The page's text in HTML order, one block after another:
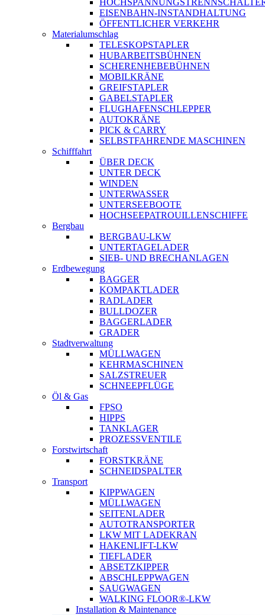
EISENBAHN-INSTANDHALTUNG
ÖFFENTLICHER VERKEHR
Materialumschlag
TELESKOPSTAPLER
HUBARBEITSBÜHNEN
SCHERENHEBEBÜHNEN
MOBILKRÄNE
GREIFSTAPLER
GABELSTAPLER
FLUGHAFENSCHLEPPER
AUTOKRÄNE
PICK & CARRY
SELBSTFAHRENDE MASCHINEN
Schifffahrt
ÜBER DECK
UNTER DECK
WINDEN
UNTERWASSER
UNTERSEEBOOTE
HOCHSEEPATROUILLENSCHIFFE
Bergbau
BERGBAU-LKW
UNTERTAGELADER
SIEB- UND BRECHANLAGEN
Erdbewegung
BAGGER
KOMPAKTLADER
RADLADER
BULLDOZER
BAGGERLADER
GRADER
Stadtverwaltung
MÜLLWAGEN
KEHRMASCHINEN
SALZSTREUER
SCHNEEPFLÜGE
Öl & Gas
FPSO
HIPPS
TANKLAGER
PROZESSVENTILE
Forstwirtschaft
FORSTKRÄNE
SCHNEIDSPALTER
Transport
KIPPWAGEN
MÜLLWAGEN
SEITENLADER
AUTOTRANSPORTER
LKW MIT LADEKRAN
HAKENLIFT-LKW
TIEFLADER
ABSETZKIPPER
ABSCHLEPPWAGEN
SAUGWAGEN
WALKING FLOOR®-LKW
Installation & Maintenance